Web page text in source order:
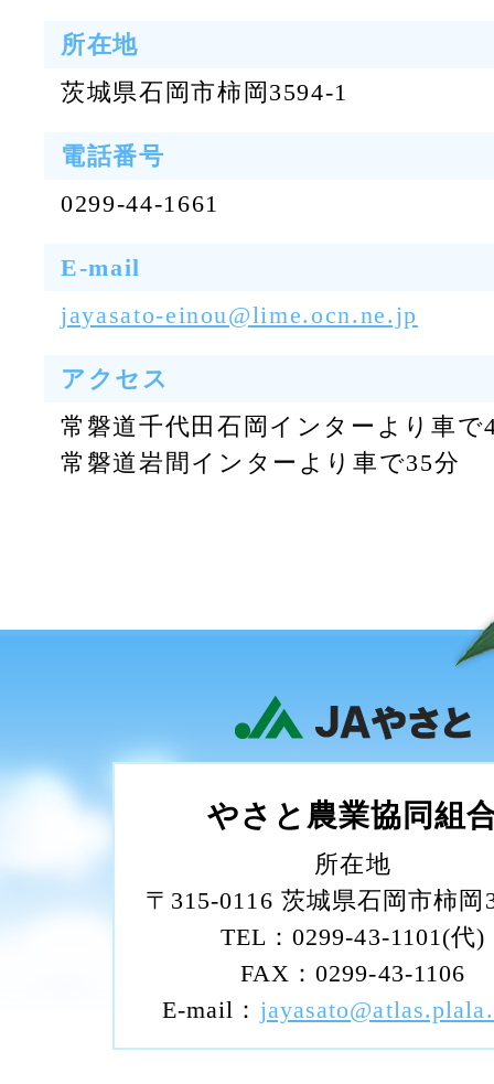
所在地
茨城県石岡市柿岡3594-1
電話番号
0299-44-1661
E-mail
jayasato-einou@lime.ocn.ne.jp
アクセス
常磐道千代田石岡インターより車で
常磐道岩間インターより車で35分
やさと農業協同組
所在地
〒315-0116 茨城県石岡市柿岡
TEL：0299-43-1101(代)
FAX：0299-43-1106
E-mail：